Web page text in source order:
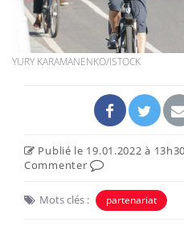
YURY KARAMANENKO/ISTOCK
Publié le 19.01.2022 à 13h30
Commenter
Mots clés : partenariat